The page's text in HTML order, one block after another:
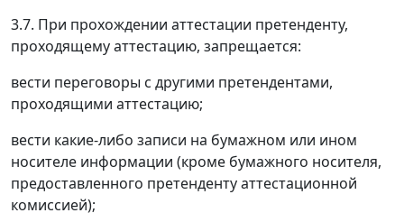
3.7. При прохождении аттестации претенденту,
проходящему аттестацию, запрещается:
вести переговоры с другими претендентами,
проходящими аттестацию;
вести какие-либо записи на бумажном или ином
носителе информации (кроме бумажного носителя,
предоставленного претенденту аттестационной
комиссией);